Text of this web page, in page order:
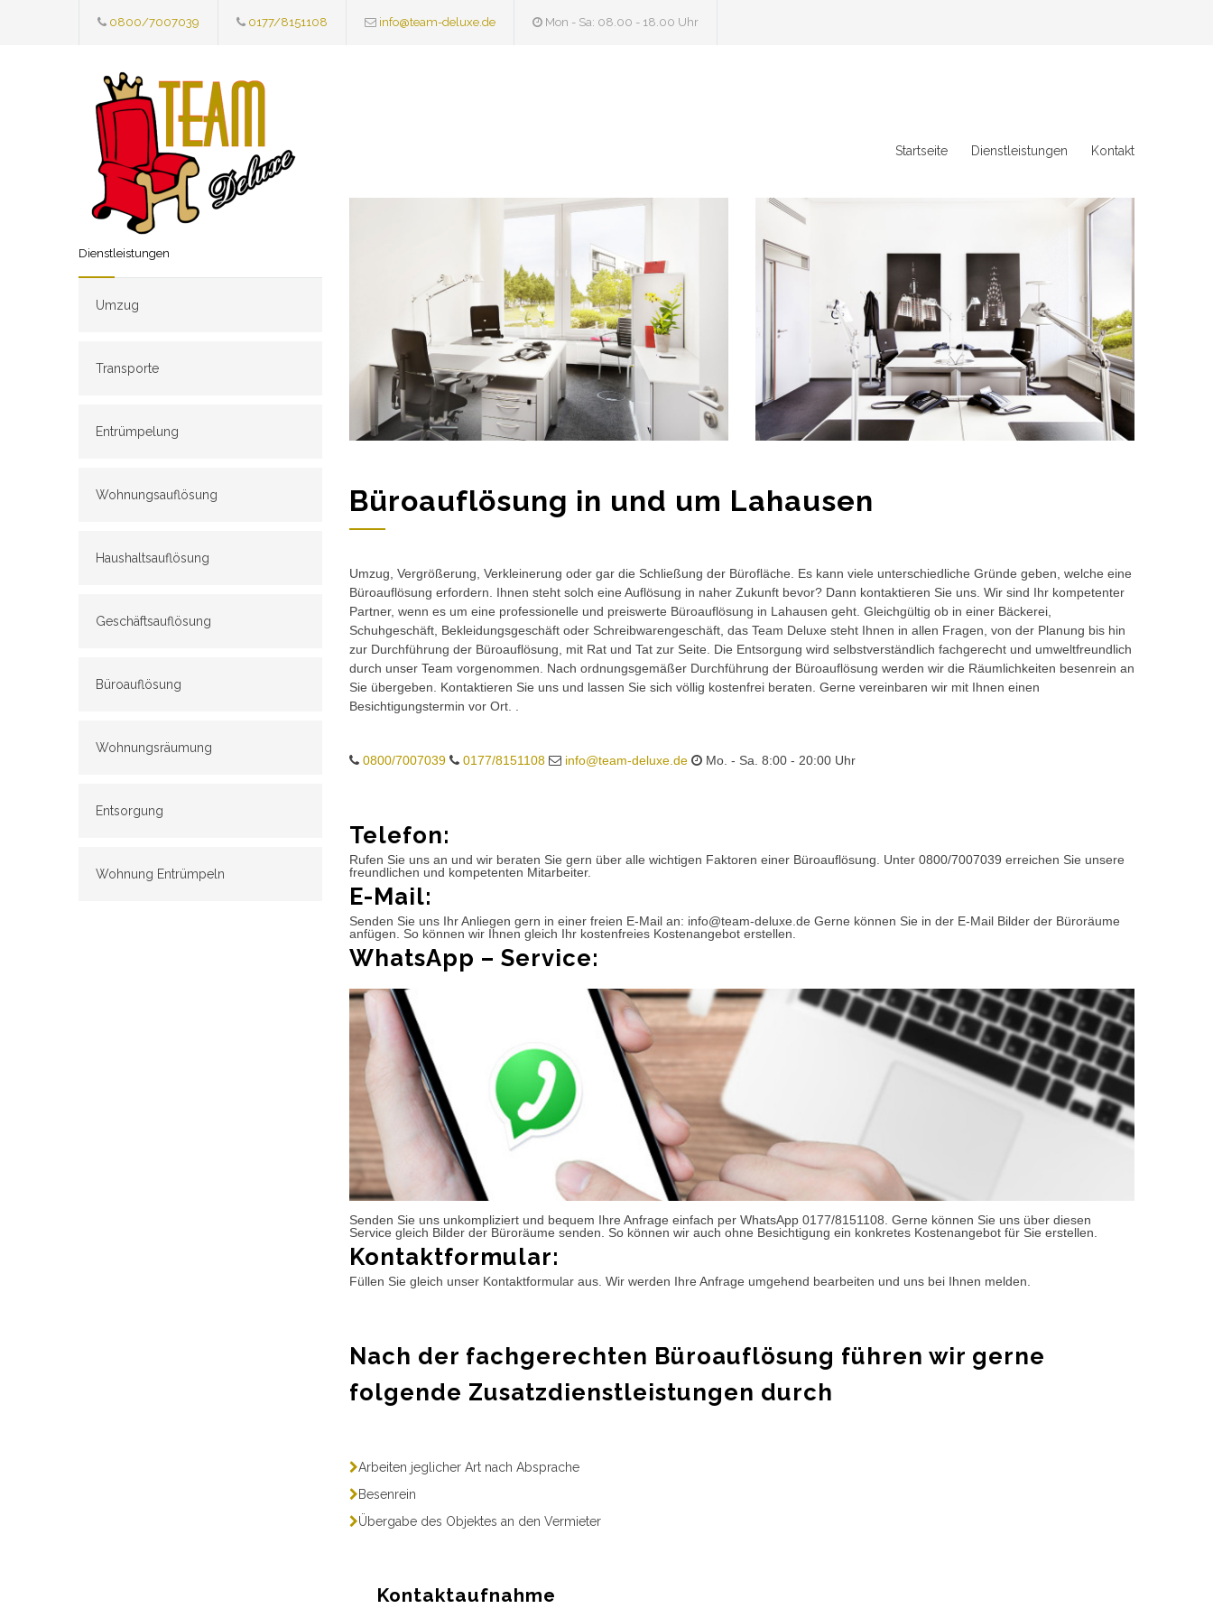
0800/7007039 0177/8151108 info@team-deluxe.de Mon - Sa: 08.00 - 18.00 Uhr
Startseite Dienstleistungen Kontakt
Dienstleistungen
Umzug
Transporte
Entrümpelung
Wohnungsauflösung
Haushaltsauflösung
Geschäftsauflösung
Büroauflösung
Wohnungsräumung
Entsorgung
Wohnung Entrümpeln
Büroauflösung in und um Lahausen
Umzug, Vergrößerung, Verkleinerung oder gar die Schließung der Bürofläche. Es kann viele unterschiedliche Gründe geben, welche eine
Büroauflösung erfordern. Ihnen steht solch eine Auflösung in naher Zukunft bevor? Dann kontaktieren Sie uns. Wir sind Ihr kompetenter
Partner, wenn es um eine professionelle und preiswerte Büroauflösung in Lahausen geht. Gleichgültig ob in einer Bäckerei,
Schuhgeschäft, Bekleidungsgeschäft oder Schreibwarengeschäft, das Team Deluxe steht Ihnen in allen Fragen, von der Planung bis hin
zur Durchführung der Büroauflösung, mit Rat und Tat zur Seite. Die Entsorgung wird selbstverständlich fachgerecht und umweltfreundlich
durch unser Team vorgenommen. Nach ordnungsgemäßer Durchführung der Büroauflösung werden wir die Räumlichkeiten besenrein an
Sie übergeben. Kontaktieren Sie uns und lassen Sie sich völlig kostenfrei beraten. Gerne vereinbaren wir mit Ihnen einen
Besichtigungstermin vor Ort. .
0800/7007039 0177/8151108 info@team-deluxe.de Mo. - Sa. 8:00 - 20:00 Uhr
Telefon:
Rufen Sie uns an und wir beraten Sie gern über alle wichtigen Faktoren einer Büroauflösung. Unter 0800/7007039 erreichen Sie unsere
freundlichen und kompetenten Mitarbeiter.
E-Mail:
Senden Sie uns Ihr Anliegen gern in einer freien E-Mail an: info@team-deluxe.de Gerne können Sie in der E-Mail Bilder der Büroräume
anfügen. So können wir Ihnen gleich Ihr kostenfreies Kostenangebot erstellen.
WhatsApp – Service:
Senden Sie uns unkompliziert und bequem Ihre Anfrage einfach per WhatsApp 0177/8151108. Gerne können Sie uns über diesen
Service gleich Bilder der Büroräume senden. So können wir auch ohne Besichtigung ein konkretes Kostenangebot für Sie erstellen.
Kontaktformular:
Füllen Sie gleich unser Kontaktformular aus. Wir werden Ihre Anfrage umgehend bearbeiten und uns bei Ihnen melden.
Nach der fachgerechten Büroauflösung führen wir gerne
folgende Zusatzdienstleistungen durch
Arbeiten jeglicher Art nach Absprache
Besenrein
Übergabe des Objektes an den Vermieter
Kontaktaufnahme